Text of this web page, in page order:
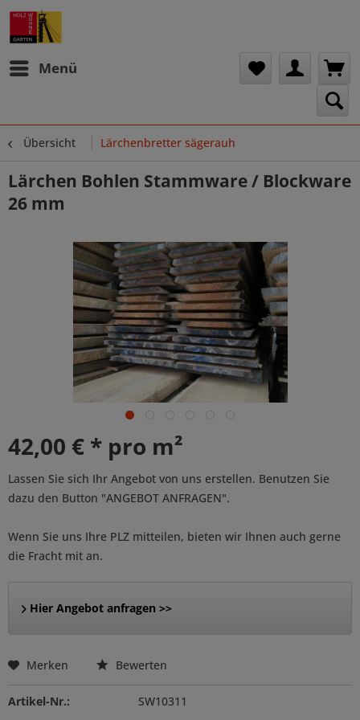
Menü
Übersicht Lärchenbretter sägerauh
Lärchen Bohlen Stammware / Blockware
26 mm
42,00 € * pro m²
Lassen Sie sich Ihr Angebot von uns erstellen. Benutzen Sie
dazu den Button "ANGEBOT ANFRAGEN".
Wenn Sie uns Ihre PLZ mitteilen, bieten wir Ihnen auch gerne
die Fracht mit an.
Hier Angebot anfragen >>
Merken Bewerten
Artikel-Nr.: SW10311